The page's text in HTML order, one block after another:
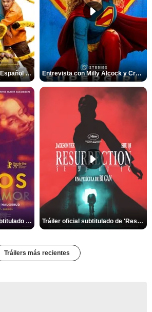
Primer Tráiler Oficial en Español de 'Marsupilami: Caos a Bordo' Entrevista con Milly Alcock y Craig Gillespie por 'Supergirl'
Primer Tráiler Oficial Subtitulado de 'Sueños (Sexo - Amor)' Tráiler oficial subtitulado de 'Resurrection'
Tráilers más recientes